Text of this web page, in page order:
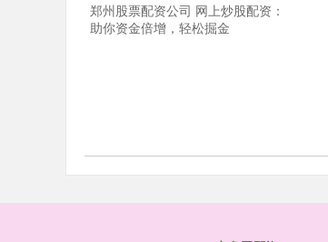
郑州股票配资公司 网上炒股配资：
助你资金倍增，轻松掘金